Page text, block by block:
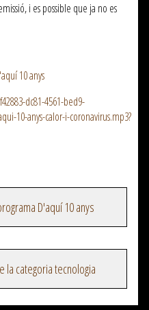
i es possible que ja no es
10 anys
dc81-4561-bed9-
10-anys-calor-i-coronavirus.mp3?
D'aquí 10 anys
la categoria tecnologia